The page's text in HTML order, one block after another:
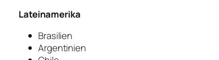
Lateinamerika
Brasilien
Argentinien